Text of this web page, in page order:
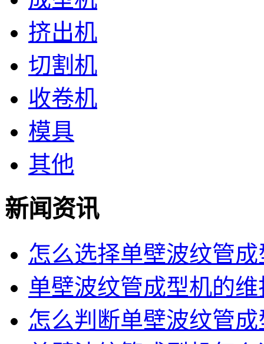
挤出机
切割机
收卷机
模具
其他
新闻资讯
怎么选择单壁波纹管
单壁波纹管成型机的
怎么判断单壁波纹管